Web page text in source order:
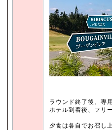
ラウンド終了後、専
ホテル到着後、フリー
夕食は各自でお召し